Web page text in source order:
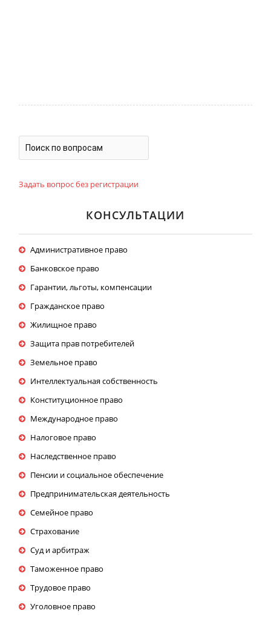
Задать вопрос без регистрации
КОНСУЛЬТАЦИИ
Административное право
Банковское право
Гарантии, льготы, компенсации
Гражданское право
Жилищное право
Защита прав потребителей
Земельное право
Интеллектуальная собственность
Конституционное право
Международное право
Налоговое право
Наследственное право
Пенсии и социальное обеспечение
Предпринимательская деятельность
Семейное право
Страхование
Суд и арбитраж
Таможенное право
Трудовое право
Уголовное право